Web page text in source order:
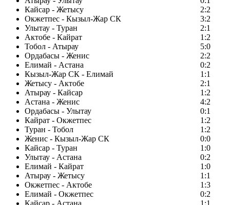
Кайсар - Жетысу
2:2
Окжетпес - Кызыл-Жар СК
3:2
Улытау - Туран
2:1
Актобе - Кайрат
1:2
Тобол - Атырау
5:0
Ордабасы - Женис
2:2
Елимай - Астана
0:2
Кызыл-Жар СК - Елимай
1:1
Жетысу - Актобе
2:1
Атырау - Кайсар
1:2
Астана - Женис
4:2
Ордабасы - Улытау
0:1
Кайрат - Окжетпес
1:2
Туран - Тобол
1:2
Женис - Кызыл-Жар СК
0:0
Кайсар - Туран
1:0
Улытау - Астана
0:2
Елимай - Кайрат
1:0
Атырау - Жетысу
1:1
Окжетпес - Актобе
1:3
Елимай - Окжетпес
0:2